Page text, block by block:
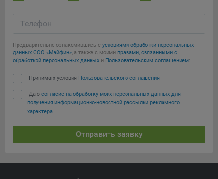
Телефон
Предварительно ознакомившись с условиями обработки персональных
данных ООО «Майфин», а также с моими правами, связанными с
обработкой персональных данных и Пользовательским соглашением:
Принимаю условия Пользовательского соглашения
Даю согласие на обработку моих персональных данных для
получения информационно-новостной рассылки рекламного
характера
Отправить заявку